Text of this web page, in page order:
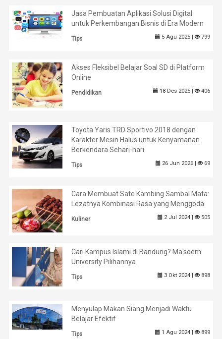
Jasa Pembuatan Aplikasi Solusi Digital
untuk Perkembangan Bisnis di Era Modern
Tips 5 Agu 2025 | 799
Akses Fleksibel Belajar Soal SD di Platform
Online
Pendidikan 18 Des 2025 | 406
Toyota Yaris TRD Sportivo 2018 dengan
Karakter Mesin Halus untuk Kenyamanan
Berkendara Sehari-hari
Tips 26 Jun 2026 | 69
Cara Membuat Sate Kambing Sambal Mata:
Lezatnya Kombinasi Rasa yang Menggoda
Kuliner 2 Jul 2024 | 505
Cari Kampus Islami di Bandung? Ma'soem
University Pilihannya
Tips 3 Okt 2024 | 898
Menyulap Makan Siang Menjadi Waktu
Belajar Efektif
Tips 1 Agu 2024 | 899